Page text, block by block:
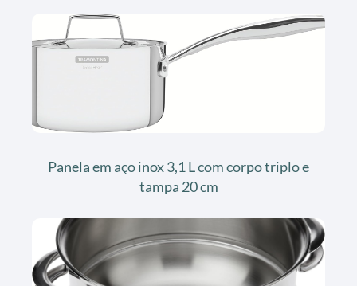
Panela em aço inox 3,1 L com corpo triplo e
tampa 20 cm